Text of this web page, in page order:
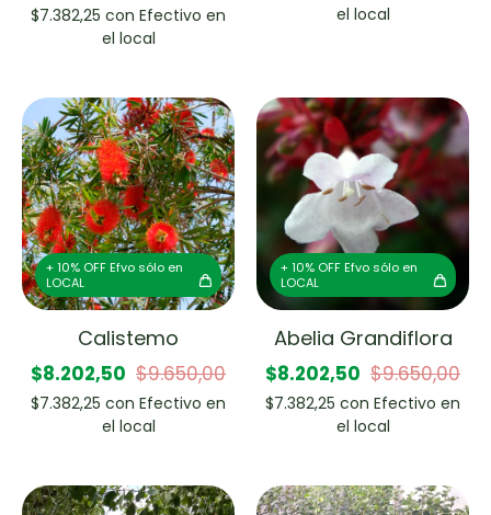
$7.382,25 con Efectivo en
el local
el local
+ 10% OFF Efvo sólo en
LOCAL
Calistemo
$8.202,50 $9.650,00
$7.382,25 con Efectivo en
el local
+ 10% OFF Efvo sólo en
LOCAL
Abelia Grandiflora
$8.202,50 $9.650,00
$7.382,25 con Efectivo en
el local